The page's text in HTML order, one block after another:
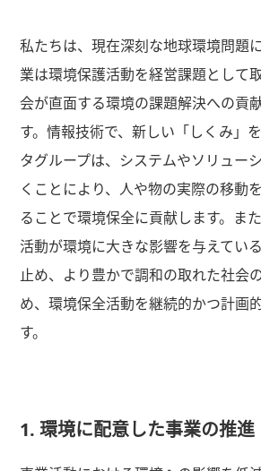
私たちは、現在深刻な地球環境問題
業は環境保護活動を経営課題として
会が直面する環境の課題解決への貢
す。情報技術で、新しい「しくみ」
タグループは、システムやソリュー
くことにより、人や物の実際の移動
ることで環境保全に貢献します。ま
活動が環境に大きな影響を与えてい
止め、より豊かで調和の取れた社会
め、環境保全活動を継続的かつ計画
す。
1. 環境に配意した事業の推進